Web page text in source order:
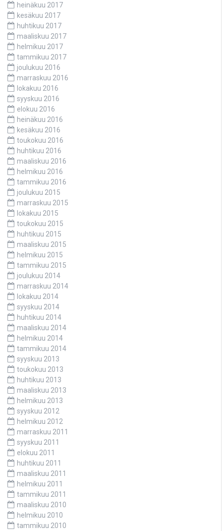
heinäkuu 2017
kesäkuu 2017
huhtikuu 2017
maaliskuu 2017
helmikuu 2017
tammikuu 2017
joulukuu 2016
marraskuu 2016
lokakuu 2016
syyskuu 2016
elokuu 2016
heinäkuu 2016
kesäkuu 2016
toukokuu 2016
huhtikuu 2016
maaliskuu 2016
helmikuu 2016
tammikuu 2016
joulukuu 2015
marraskuu 2015
lokakuu 2015
toukokuu 2015
huhtikuu 2015
maaliskuu 2015
helmikuu 2015
tammikuu 2015
joulukuu 2014
marraskuu 2014
lokakuu 2014
syyskuu 2014
huhtikuu 2014
maaliskuu 2014
helmikuu 2014
tammikuu 2014
syyskuu 2013
toukokuu 2013
huhtikuu 2013
maaliskuu 2013
helmikuu 2013
syyskuu 2012
helmikuu 2012
marraskuu 2011
syyskuu 2011
elokuu 2011
huhtikuu 2011
maaliskuu 2011
helmikuu 2011
tammikuu 2011
maaliskuu 2010
helmikuu 2010
tammikuu 2010